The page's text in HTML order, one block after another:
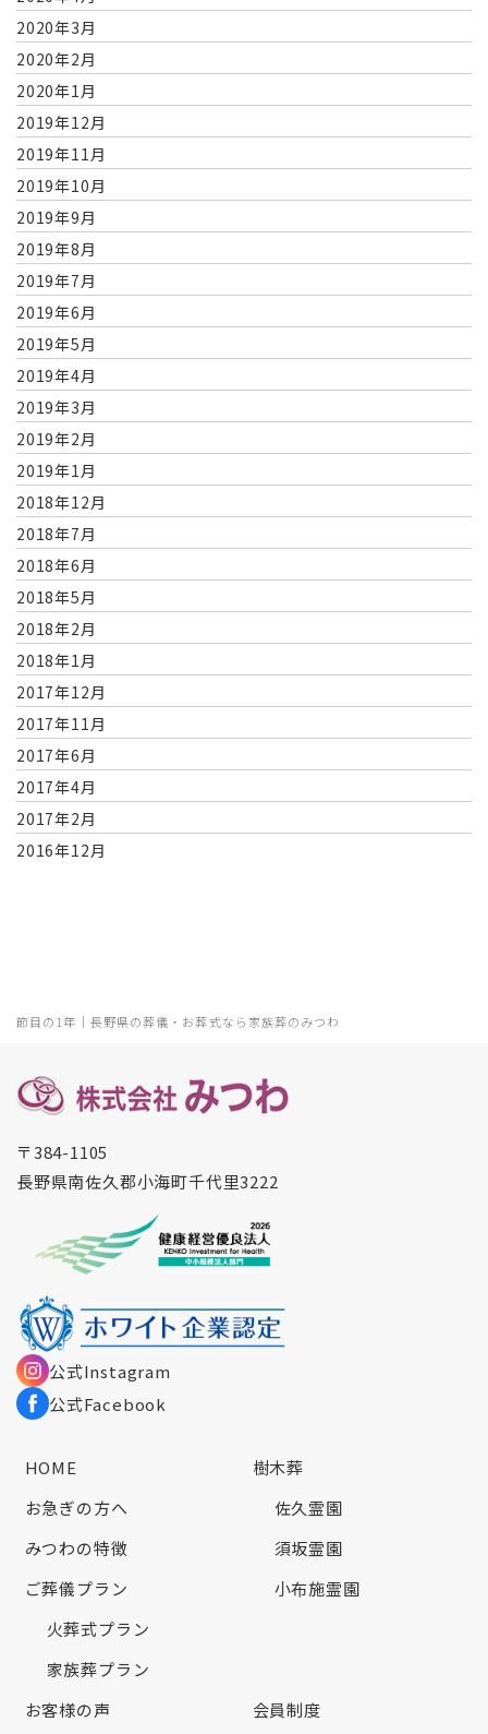
節目の1年｜長野県の葬儀・お葬式なら家族葬のみつわ
2020年3月
2020年2月
2020年1月
2019年12月
2019年11月
2019年10月
2019年9月
2019年8月
2019年7月
2019年6月
2019年5月
2019年4月
2019年3月
2019年2月
2019年1月
2018年12月
2018年7月
2018年6月
2018年5月
2018年2月
2018年1月
2017年12月
2017年11月
2017年6月
2017年4月
2017年2月
2016年12月
〒384-1105
長野県南佐久郡小海町千代里3222
公式Instagram
公式Facebook
HOME
お急ぎの方へ
みつわの特徴
ご葬儀プラン
火葬式プラン
家族葬プラン
樹木葬
佐久霊園
須坂霊園
小布施霊園
お客様の声
会員制度